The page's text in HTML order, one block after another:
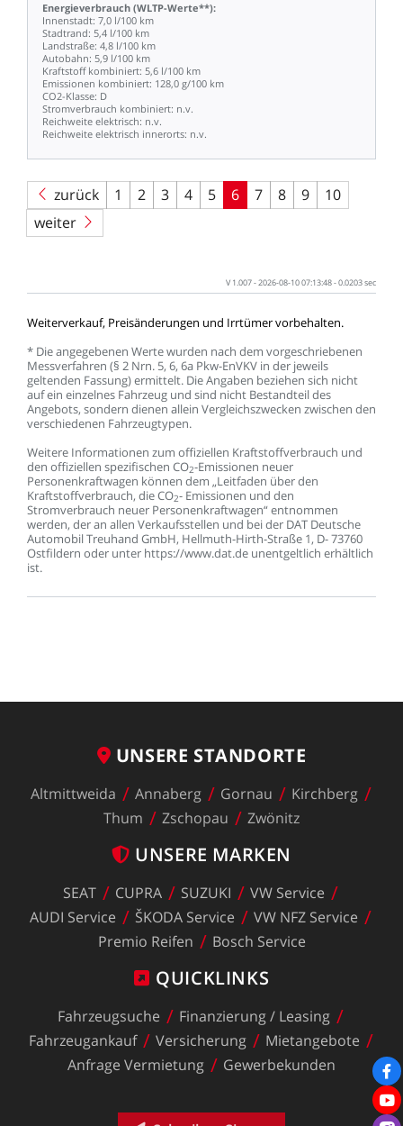
Energieverbrauch (WLTP-Werte**):
Innenstadt: 7,0 l/100 km
Stadtrand: 5,4 l/100 km
Landstraße: 4,8 l/100 km
Autobahn: 5,9 l/100 km
Kraftstoff kombiniert: 5,6 l/100 km
Emissionen kombiniert: 128,0 g/100 km
CO2-Klasse: D
Stromverbrauch kombiniert: n.v.
Reichweite elektrisch: n.v.
Reichweite elektrisch innerorts: n.v.
zurück 1 2 3 4 5 6 7 8 9
10
weiter
V 1.007-2026-08-1007:13:48-0.0203sec
Weiterverkauf, Preisänderungen und Irrtümervorbehalten.
* Dieangegebenen Wertewurden nach dem vorgeschriebenen
Messverfahren (§ 2 Nrn. 5, 6, 6a Pkw-EnVKV in der jeweils
geltenden Fassung)ermittelt. DieAngaben beziehen sich nicht
aufein einzelnes Fahrzeug und sind nicht Bestandteildes
Angebots, sondern dienen allein Vergleichszwecken zwischen den
verschiedenen Fahrzeugtypen.
Weitere Informationen zum offiziellen Kraftstoffverbrauch und
den offiziellen spezifischen CO2-Emissionen neuer
Personenkraftwagen können dem „Leitfaden überden
Kraftstoffverbrauch, dieCO2- Emissionen und den
Stromverbrauch neuer Personenkraftwagen“entnommen
werden, deran allen Verkaufsstellen und beider DAT Deutsche
AutomobilTreuhand GmbH, Hellmuth-Hirth-Straße 1, D-73760
Ostfildern oder unter https://www.dat.de unentgeltlich erhältlich
ist.
UNSERE STANDORTE
Altmittweida Annaberg Gornau
Kirchberg
Thum
Zschopau Zwönitz
UNSERE MARKEN
SEAT CUPRA SUZUKI VW Service
AUDI Service ŠKODA Service VW NFZ Service
Premio Reifen Bosch Service
QUICKLINKS
Fahrzeugsuche Finanzierung/ Leasing
Fahrzeugankauf
Versicherung
Mietangebote
Anfrage Vermietung Gewerbekunden